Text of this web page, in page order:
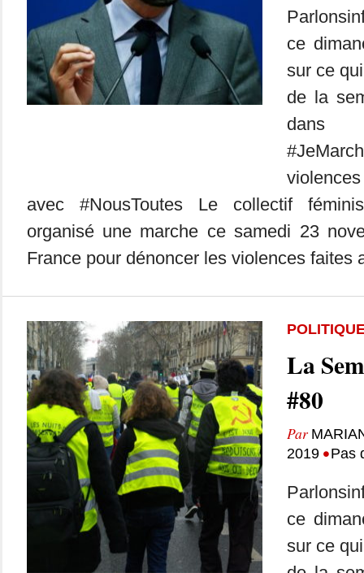
ce
sur ce
de la
avec #NousToutes Le collectif
organisé une marche ce samedi 23
France pour dénoncer les violences faites
La
#80
Par
2019 •Pas
ce
sur ce